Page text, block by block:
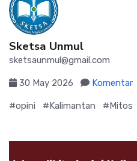
Sketsa Unmul
sketsaunmul@gmail.com
30 May 2026 Komentar
#opini #Kalimantan #Mitos